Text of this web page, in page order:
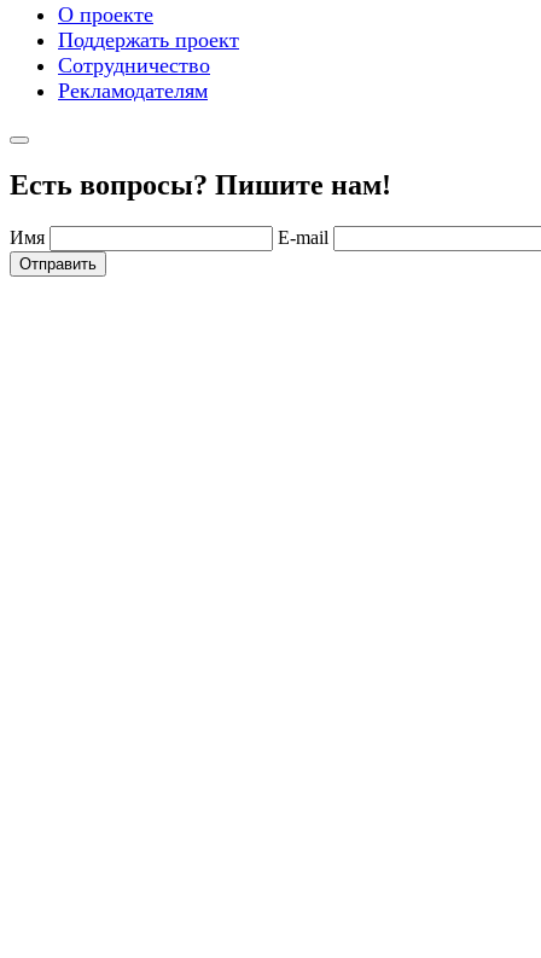
О проекте
Поддержать проект
Сотрудничество
Рекламодателям
Есть вопросы? Пишите нам!
Имя E-mail